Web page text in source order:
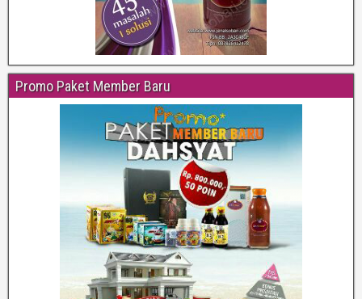
Promo Paket Member Baru